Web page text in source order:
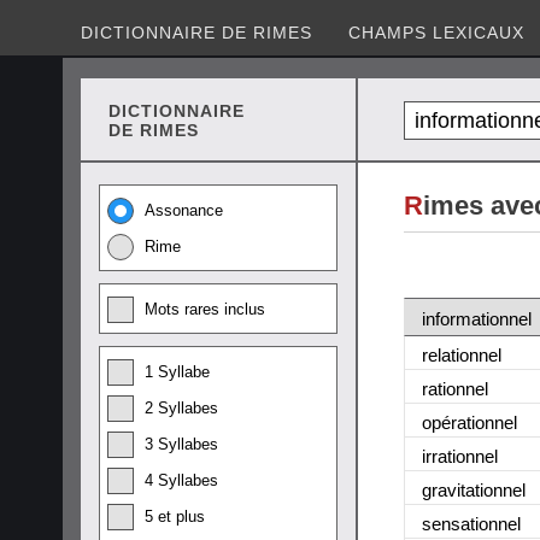
DICTIONNAIRE DE RIMES CHAMPS LEXICAUX
DICTIONNAIRE
DE RIMES
Assonance
Rime
Mots rares inclus
1 Syllabe
2 Syllabes
3 Syllabes
4 Syllabes
5 et plus
Rimes
informationnel
relationnel
rationnel
opérationnel
irrationnel
gravitationnel
sensationnel